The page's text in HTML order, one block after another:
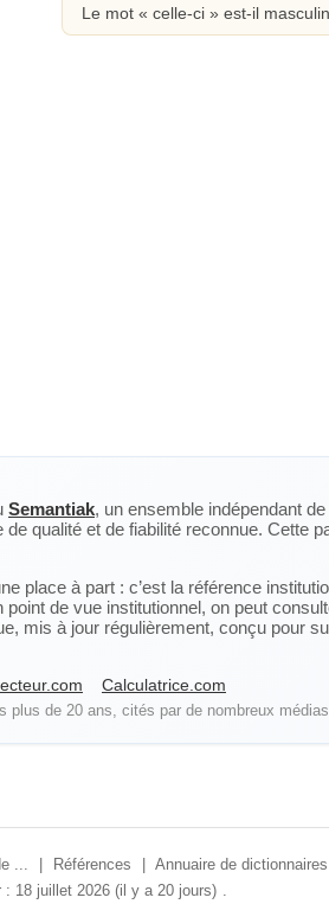
Le mot « celle-ci » est-il
Semantiak, un ensemble indépendant
qualité et de fiabilité reconnue. Cette
place à part : c’est la référence
de vue institutionnel, on peut
mis à jour régulièrement, conçu pour
Calculatrice.com
plus de 20 ans, cités par de nombreux
... Références
Annuaire de dictionnaires
: 18 juillet 2026 (il y a 20 jours) .